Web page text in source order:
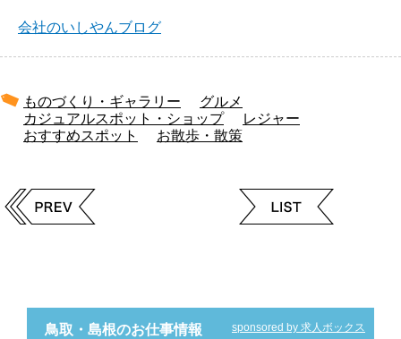
会社のいしやんブログ
ものづくり・ギャラリー
グルメ
カジュアルスポット・ショップ
レジャー
おすすめスポット
お散歩・散策
鳥取・島根のお仕事情報 sponsored by 求人ボックス